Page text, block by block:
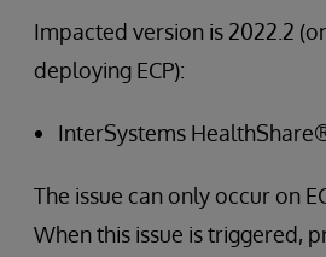
Impacted version is 2022.2
deploying ECP):
InterSystems
The issue can only occur on
When this issue is triggered,